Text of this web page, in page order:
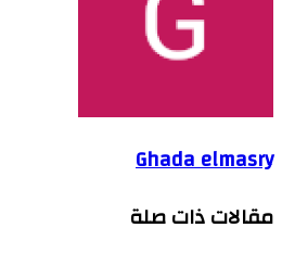
Ghada elmasry
مقالات ذات صلة